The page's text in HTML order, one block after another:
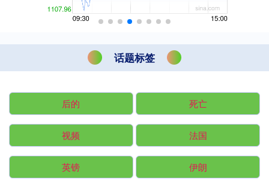
话题标签
后的 死亡
视频 法国
英镑 伊朗